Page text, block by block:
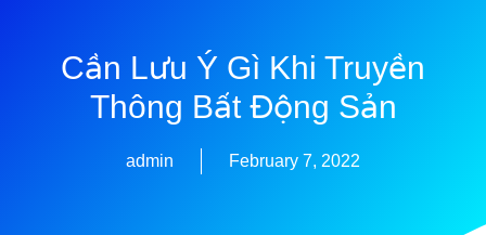
Cần Lưu Ý Gì Khi Truyền
Thông Bất Động Sản
admin February 7, 2022